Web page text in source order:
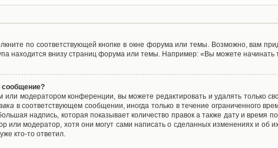
по соответствующей кнопке в окне форума или темы. Возможно, вам
находится внизу страниц форума или темы. Например: «Вы можете начинать
сообщение?
или модератором конференции, вы можете редактировать и удалять только
в соответствующем сообщении, иногда только в течение ограниченного
надпись, которая показывает количество правок а также дату и время
или модератор, хотя они могут сами написать о сделанных изменениях и об
кто-то ответил.